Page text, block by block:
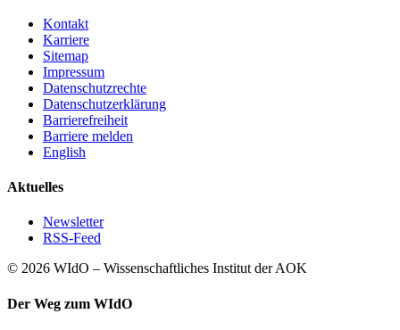
Kontakt
Karriere
Sitemap
Impressum
Datenschutzrechte
Datenschutzerklärung
Barrierefreiheit
Barriere melden
English
Aktuelles
Newsletter
RSS-Feed
© 2026 WIdO – Wissenschaftliches Institut der AOK
Der Weg zum WIdO